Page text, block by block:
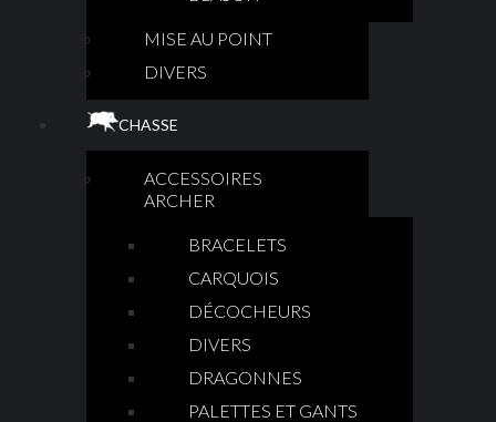
MISE AU POINT
DIVERS
CHASSE
ACCESSOIRES
ARCHER
BRACELETS
CARQUOIS
DÉCOCHEURS
DIVERS
DRAGONNES
PALETTES ET GANTS